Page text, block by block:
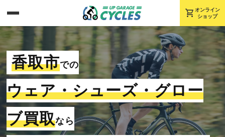
shopping_cart オンライン
ショップ
香取市での
ウェア・シューズ・グロー
ブ買取なら